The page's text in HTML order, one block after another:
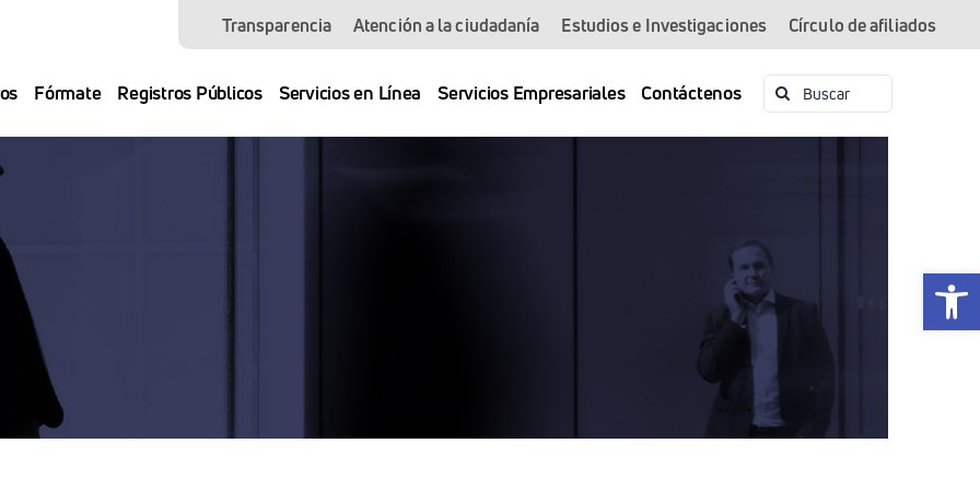
Abrir
Transparencia Atención a la ciudadanía Estudios e Investigaciones Círculo de afiliados
Fórmate Registros Públicos Servicios en Línea Servicios Empresariales Contáctenos Buscar: